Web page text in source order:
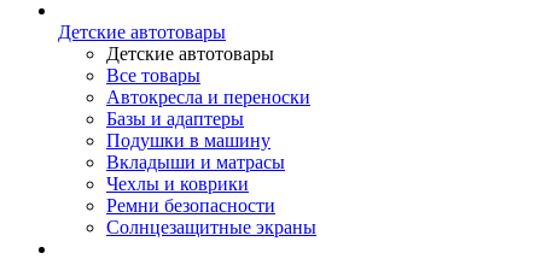
Детские автотовары
Детские автотовары
Все товары
Автокресла и переноски
Базы и адаптеры
Подушки в машину
Вкладыши и матрасы
Чехлы и коврики
Ремни безопасности
Солнцезащитные экраны